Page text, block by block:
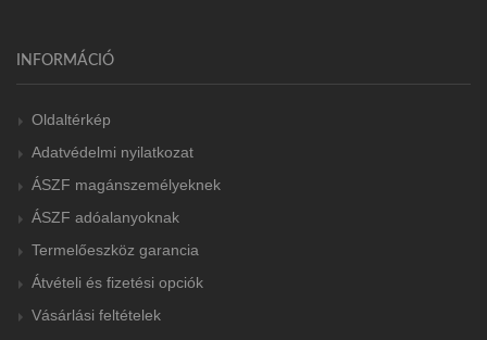
INFORMÁCIÓ
Oldaltérkép
Adatvédelmi nyilatkozat
ÁSZF magánszemélyeknek
ÁSZF adóalanyoknak
Termelőeszköz garancia
Átvételi és fizetési opciók
Vásárlási feltételek